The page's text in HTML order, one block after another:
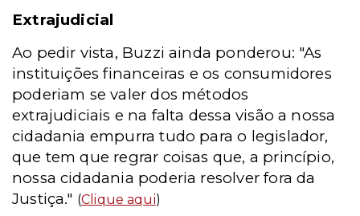
Extrajudicial
Ao pedir vista, Buzzi ainda ponderou: "As
instituições financeiras e os consumidores
poderiam se valer dos métodos
extrajudiciais e na falta dessa visão a nossa
cidadania empurra tudo para o legislador,
que tem que regrar coisas que, a princípio,
nossa cidadania poderia resolver fora da
Justiça." (Clique aqui)